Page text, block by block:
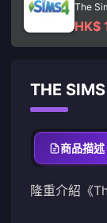
The
HK$
THE
商品描述
隆重介紹《